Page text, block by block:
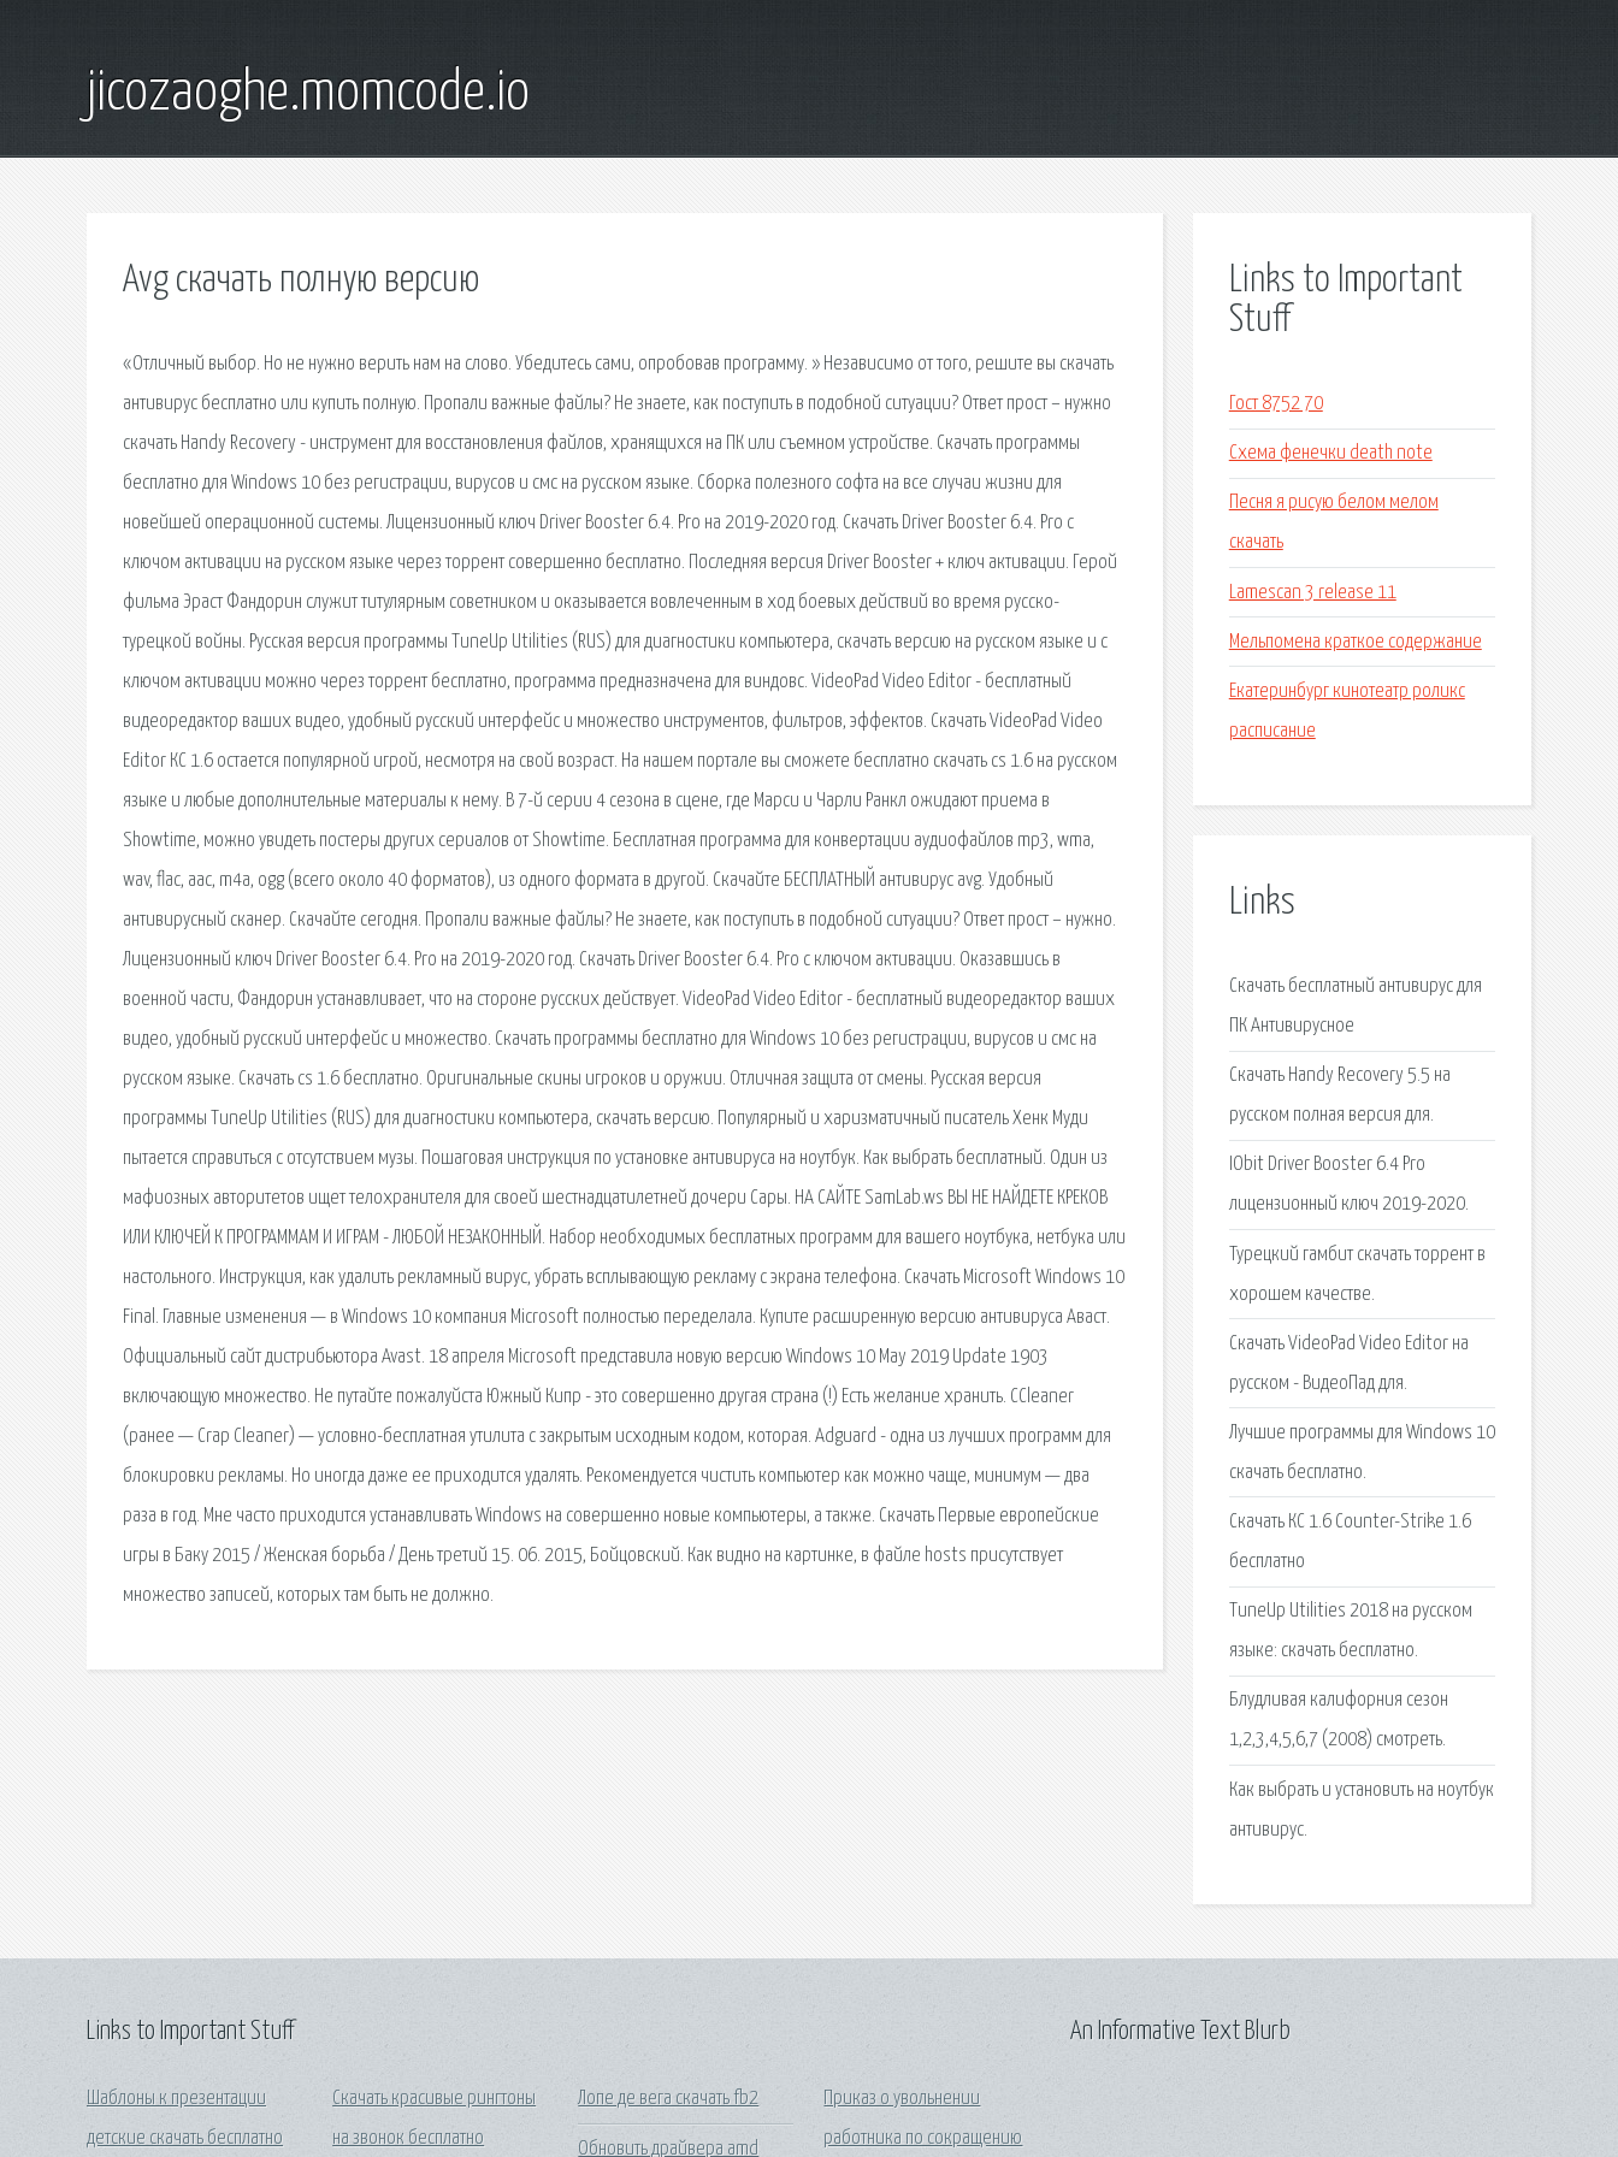
jicozaoghe.momcode.io
Avg скачать полную версию
«Отличный выбор. Но не нужно верить нам на слово. Убедитесь сами, опробовав программу. » Независимо от того, решите вы скачать
антивирус бесплатно или купить полную. Пропали важные файлы? Не знаете, как поступить в подобной ситуации? Ответ прост – нужно
скачать Handy Recovery - инструмент для восстановления файлов, хранящихся на ПК или съемном устройстве. Скачать программы
бесплатно для Windows 10 без регистрации, вирусов и смс на русском языке. Сборка полезного софта на все случаи жизни для
новейшей операционной системы. Лицензионный ключ Driver Booster 6.4. Pro на 2019-2020 год. Скачать Driver Booster 6.4. Pro с
ключом активации на русском языке через торрент совершенно бесплатно. Последняя версия Driver Booster + ключ активации. Герой
фильма Эраст Фандорин служит титулярным советником и оказывается вовлеченным в ход боевых действий во время русско-
турецкой войны. Русская версия программы TuneUp Utilities (RUS) для диагностики компьютера, скачать версию на русском языке и с
ключом активации можно через торрент бесплатно, программа предназначена для виндовс. VideoPad Video Editor - бесплатный
видеоредактор ваших видео, удобный русский интерфейс и множество инструментов, фильтров, эффектов. Скачать VideoPad Video
Editor КС 1.6 остается популярной игрой, несмотря на свой возраст. На нашем портале вы сможете бесплатно скачать cs 1.6 на русском
языке и любые дополнительные материалы к нему. В 7-й серии 4 сезона в сцене, где Марси и Чарли Ранкл ожидают приема в
Showtime, можно увидеть постеры других сериалов от Showtime. Бесплатная программа для конвертации аудиофайлов mp3, wma,
wav, flac, aac, m4a, ogg (всего около 40 форматов), из одного формата в другой. Скачайте БЕСПЛАТНЫЙ антивирус avg. Удобный
антивирусный сканер. Скачайте сегодня. Пропали важные файлы? Не знаете, как поступить в подобной ситуации? Ответ прост – нужно.
Лицензионный ключ Driver Booster 6.4. Pro на 2019-2020 год. Скачать Driver Booster 6.4. Pro с ключом активации. Оказавшись в
военной части, Фандорин устанавливает, что на стороне русских действует. VideoPad Video Editor - бесплатный видеоредактор ваших
видео, удобный русский интерфейс и множество. Скачать программы бесплатно для Windows 10 без регистрации, вирусов и смс на
русском языке. Скачать cs 1.6 бесплатно. Оригинальные скины игроков и оружии. Отличная защита от смены. Русская версия
программы TuneUp Utilities (RUS) для диагностики компьютера, скачать версию. Популярный и харизматичный писатель Хенк Муди
пытается справиться с отсутствием музы. Пошаговая инструкция по установке антивируса на ноутбук. Как выбрать бесплатный. Один из
мафиозных авторитетов ищет телохранителя для своей шестнадцатилетней дочери Сары. НА САЙТЕ SamLab.ws ВЫ НЕ НАЙДЕТЕ КРЕКОВ
ИЛИ КЛЮЧЕЙ К ПРОГРАММАМ И ИГРАМ - ЛЮБОЙ НЕЗАКОННЫЙ. Набор необходимых бесплатных программ для вашего ноутбука, нетбука или
настольного. Инструкция, как удалить рекламный вирус, убрать всплывающую рекламу с экрана телефона. Скачать Microsoft Windows 10
Final. Главные изменения — в Windows 10 компания Microsoft полностью переделала. Купите расширенную версию антивируса Аваст.
Официальный сайт дистрибьютора Avast. 18 апреля Microsoft представила новую версию Windows 10 May 2019 Update 1903
включающую множество. Не путайте пожалуйста Южный Кипр - это совершенно другая страна (!) Есть желание хранить. CCleaner
(ранее — Crap Cleaner) — условно-бесплатная утилита с закрытым исходным кодом, которая. Adguard - одна из лучших программ для
блокировки рекламы. Но иногда даже ее приходится удалять. Рекомендуется чистить компьютер как можно чаще, минимум — два
раза в год. Мне часто приходится устанавливать Windows на совершенно новые компьютеры, а также. Скачать Первые европейские
игры в Баку 2015 / Женская борьба / День третий 15. 06. 2015, Бойцовский. Как видно на картинке, в файле hosts присутствует
множество записей, которых там быть не должно.
Links to Important
Stuff
Гост 8752 70
Схема фенечки death note
Песня я рисую белом мелом
скачать
Lamescan 3 release 11
Мельпомена краткое содержание
Екатеринбург кинотеатр роликс
расписание
Links
Скачать бесплатный антивирус для
ПК Антивирусное
Скачать Handy Recovery 5.5 на
русском полная версия для.
IObit Driver Booster 6.4 Pro
лицензионный ключ 2019-2020.
Турецкий гамбит скачать торрент в
хорошем качестве.
Скачать VideoPad Video Editor на
русском - ВидеоПад для.
Лучшие программы для Windows 10
скачать бесплатно.
Скачать КС 1.6 Counter-Strike 1.6
бесплатно
TuneUp Utilities 2018 на русском
языке: скачать бесплатно.
Блудливая калифорния сезон
1,2,3,4,5,6,7 (2008) смотреть.
Как выбрать и установить на ноутбук
антивирус.
Links to Important Stuff
Шаблоны к презентации
детские скачать бесплатно
Скачать красивые рингтоны
на звонок бесплатно
Лопе де вега скачать fb2
Обновить драйвера amd
Приказ о увольнении
работника по сокращению
An Informative Text Blurb